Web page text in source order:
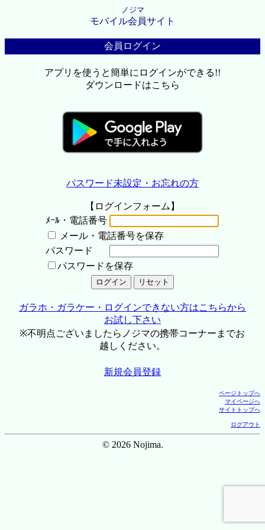
ノジマ
モバイル会員サイト
会員ログイン
アプリを使うと簡単にログインができる!!
ダウンロードはこちら
パスワード未設定・お忘れの方
【ログインフォーム】
ﾒｰﾙ・電話番号
メール・電話番号を保存
パスワード
パスワードを保存
ガラホ・ガラケー・ログインできない方はこちらから
お試し下さい
※不明点ございましたらノジマの携帯コーナーまでお
越しください。
新規会員登録
ページトップへ
マイページへ
サイトトップへ
ログアウト
© 2026 Nojima.